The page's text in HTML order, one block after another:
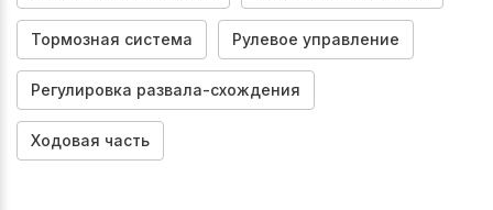
Тормозная система Рулевое управление
Регулировка развала-схождения
Ходовая часть